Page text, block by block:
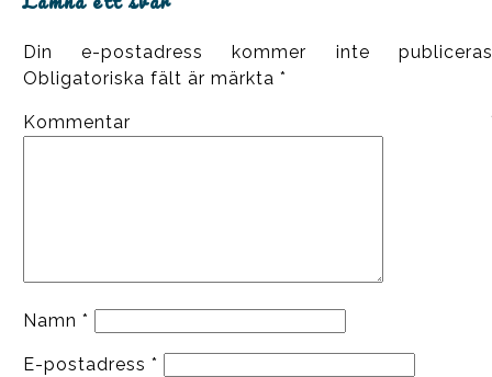
Din e-postadress kommer inte
Obligatoriska fält är märkta *
Kommentar
Namn *
E-postadress *